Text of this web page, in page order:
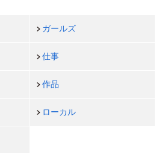
ガールズ
仕事
作品
ローカル